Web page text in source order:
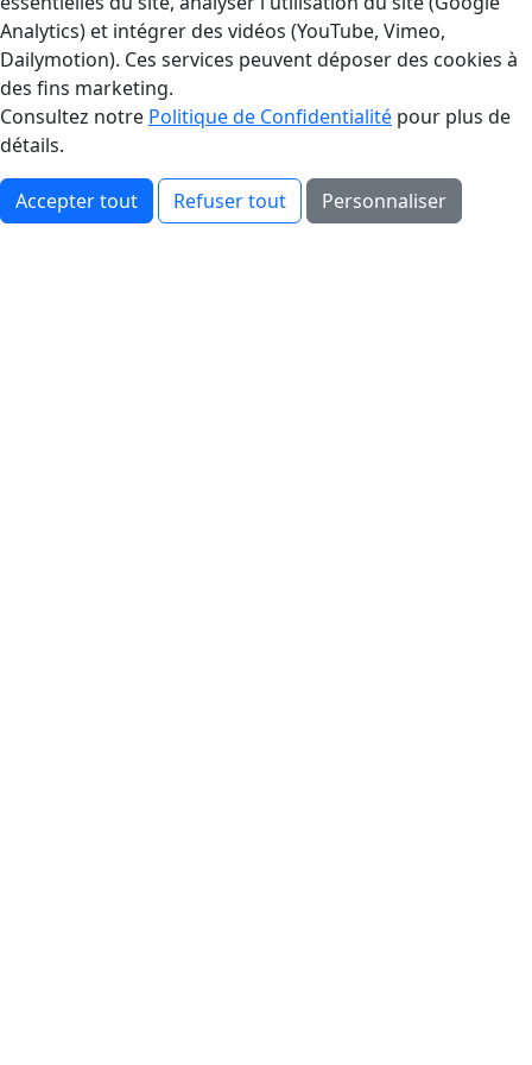
Analytics) et intégrer des vidéos (YouTube, Vimeo,
Dailymotion). Ces services peuvent déposer des cookies à
des fins marketing.
Consultez notre Politique de Confidentialité pour plus de
détails.
Accepter tout Refuser tout Personnaliser